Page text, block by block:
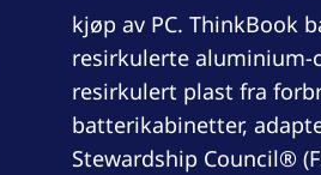
kjøp av PC. ThinkBook
resirkulerte aluminium-
resirkulert plast fra
batterikabinetter,
Stewardship Council®